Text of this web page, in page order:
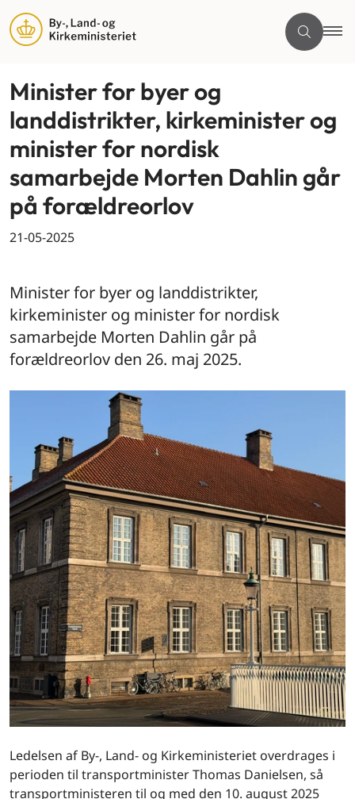
Minister for byer og
landdistrikter, kirkeminister og
minister for nordisk
samarbejde Morten Dahlin går
på forældreorlov
21-05-2025
Minister for byer og landdistrikter,
kirkeminister og minister for nordisk
samarbejde Morten Dahlin går på
forældreorlov den 26. maj 2025.
Ledelsen af By-, Land- og Kirkeministeriet overdrages i
perioden til transportminister Thomas Danielsen, så
transportministeren til og med den 10. august 2025